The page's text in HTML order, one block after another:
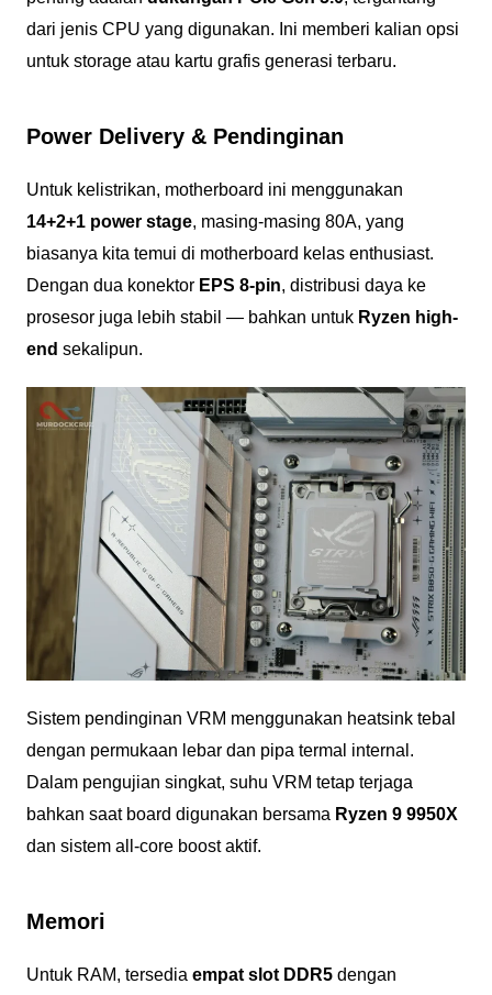
dari jenis CPU yang digunakan. Ini memberi kalian opsi
untuk storage atau kartu grafis generasi terbaru.
Power Delivery & Pendinginan
Untuk kelistrikan, motherboard ini menggunakan
14+2+1 power stage, masing-masing 80A, yang
biasanya kita temui di motherboard kelas enthusiast.
Dengan dua konektor EPS 8-pin, distribusi daya ke
prosesor juga lebih stabil — bahkan untuk Ryzen high-
end sekalipun.
Sistem pendinginan VRM menggunakan heatsink tebal
dengan permukaan lebar dan pipa termal internal.
Dalam pengujian singkat, suhu VRM tetap terjaga
bahkan saat board digunakan bersama Ryzen 9 9950X
dan sistem all-core boost aktif.
Memori
Untuk RAM, tersedia empat slot DDR5dengan